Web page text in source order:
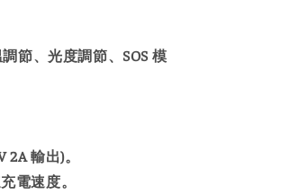
節、光度調節、SOS 模
輸出)。
電速度。